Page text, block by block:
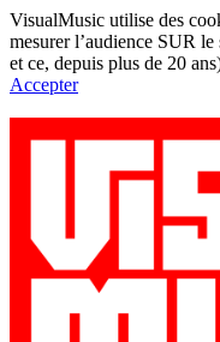
VisualMusic utilise des
mesurer l’audience SUR
et ce, depuis plus de 20
Accepter